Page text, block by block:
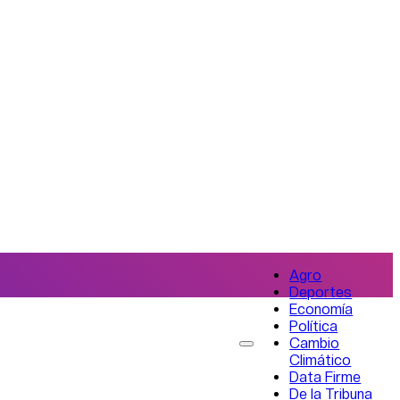
Agro
Deportes
Economía
Política
Cambio
Climático
Data Firme
De la Tribuna